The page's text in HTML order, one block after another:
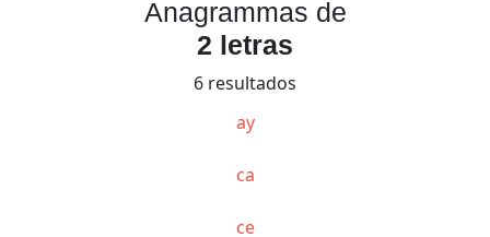
Anagrammas de
2 letras
6 resultados
ay
ca
ce